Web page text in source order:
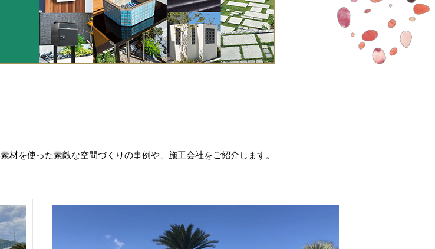
材を使った素敵な空間づくりの事例や、施工会社をご紹介します。